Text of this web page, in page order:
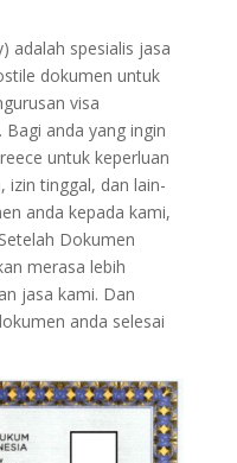
adalah spesialis jasa
dokumen untuk
visa
anda yang ingin
untuk keperluan
izin tinggal, dan lain-
anda kepada kami,
Dokumen
merasa lebih
jasa kami. Dan
anda selesai